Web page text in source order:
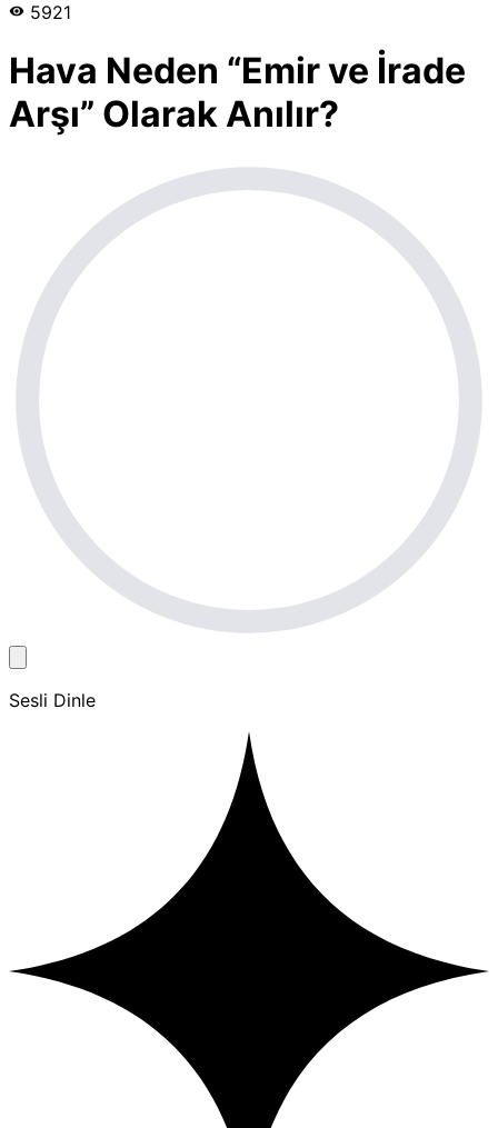
5921
Hava Neden “Emir ve İrade
Arşı” Olarak Anılır?
Sesli Dinle